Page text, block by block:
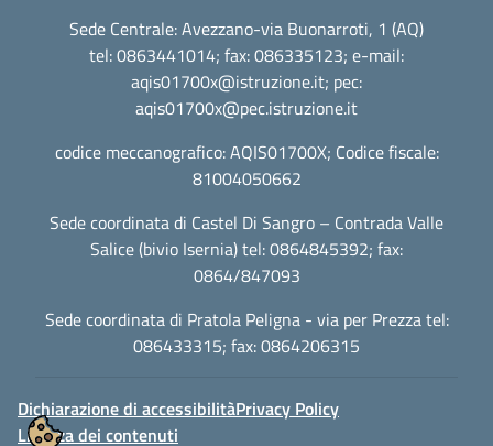
Sede Centrale: Avezzano-via Buonarroti, 1 (AQ)
tel: 0863441014; fax: 086335123; e-mail:
aqis01700x@istruzione.it; pec:
aqis01700x@pec.istruzione.it
codice meccanografico: AQIS01700X; Codice fiscale:
81004050662
Sede coordinata di Castel Di Sangro – Contrada Valle
Salice (bivio Isernia) tel: 0864845392; fax:
0864/847093
Sede coordinata di Pratola Peligna - via per Prezza tel:
086433315; fax: 0864206315
Dichiarazione di accessibilitàPrivacy Policy
Licenza dei contenuti